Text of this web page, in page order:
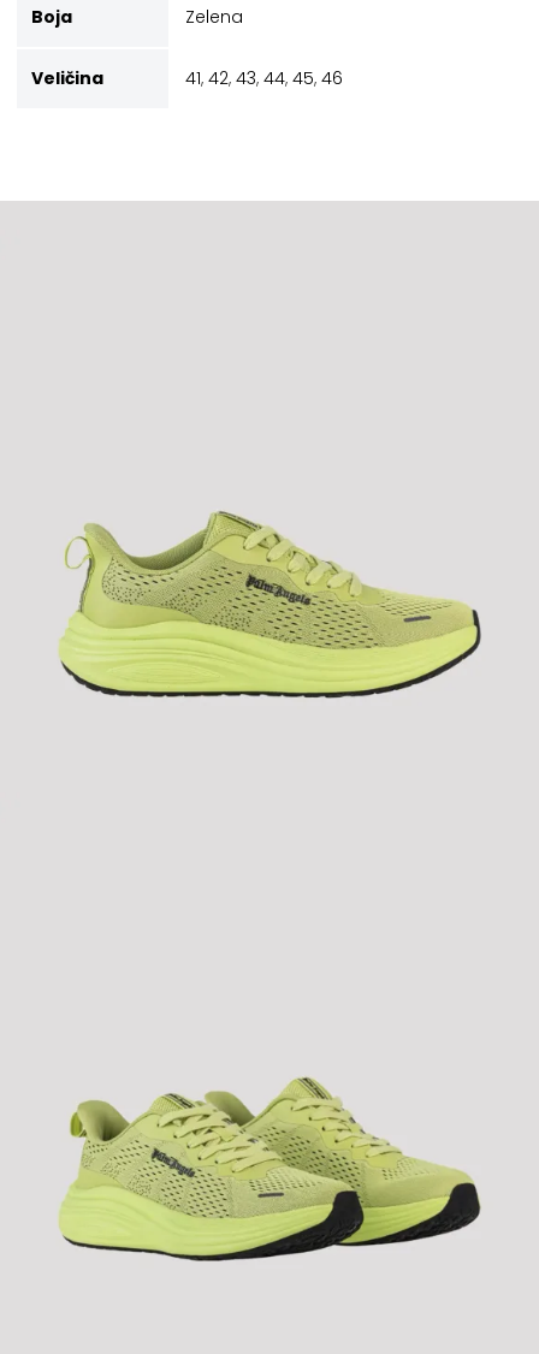
Boja Zelena
Veličina 41, 42, 43, 44, 45, 46